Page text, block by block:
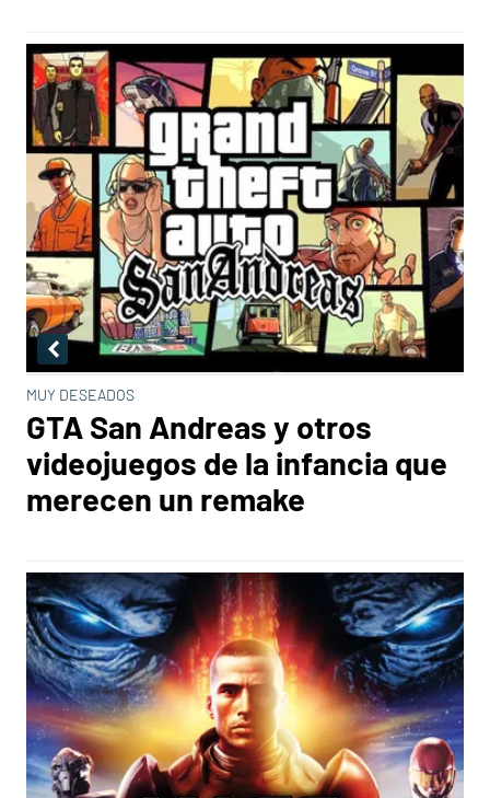
MUY DESEADOS
GTA San Andreas y otros
videojuegos de la infancia que
merecen un remake